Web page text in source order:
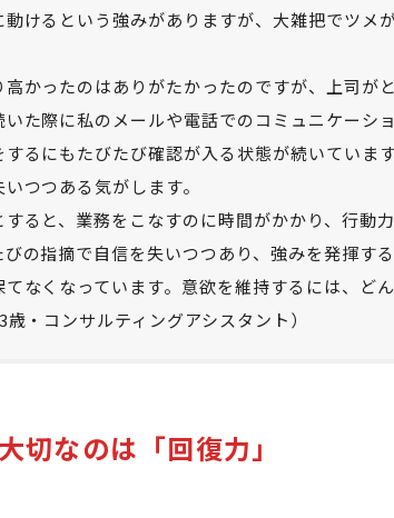
けるという強みがありますが、大雑把でツメ
かったのはありがたかったのですが、上司が
た際に私のメールや電話でのコミュニケーシ
るにもたびたび確認が入る状態が続いていま
つつある気がします。
ると、業務をこなすのに時間がかかり、行動
の指摘で自信を失いつつあり、強みを発揮す
なくなっています。意欲を維持するには、ど
・コンサルティングアシスタント）
切なのは「回復力」